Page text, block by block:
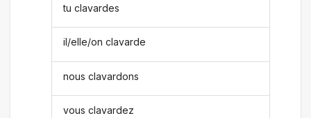
tu clavardes
il/elle/on clavarde
nous clavardons
vous clavardez